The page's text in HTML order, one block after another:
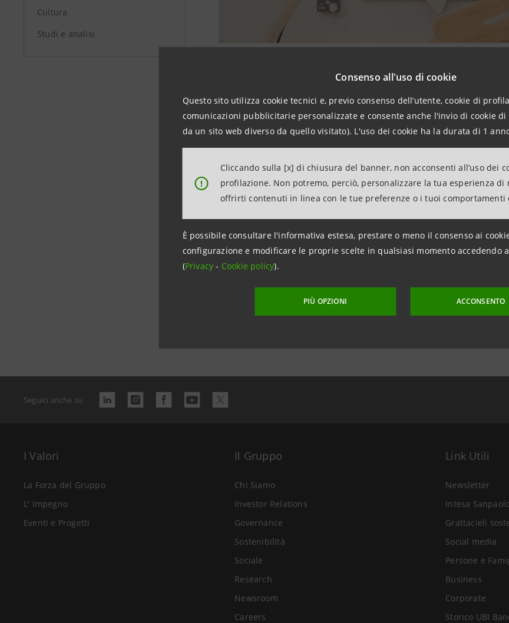
Consenso all'uso di cookie
Questo sito utilizza cookie tecnici e, previo consenso dell’utente, cookie di
comunicazioni pubblicitarie personalizzate e consente anche l'invio di cookie
da un sito web diverso da quello visitato). L'uso dei cookie ha la durata di 1
!
Cliccando sulla [x] di chiusura del banner, non acconsenti all’uso dei
profilazione. Non potremo, perciò, personalizzare la tua esperienza di
offrirti contenuti in linea con le tue preferenze o i tuoi comportamenti
È possibile consultare l'informativa estesa, prestare o meno il consenso ai
configurazione e modificare le proprie scelte in qualsiasi momento accedendo
(Privacy- Cookie policy).
PIÙ OPZIONI ACCONSENTO
Cultura
Studi e analisi
Intesa Sanpaolo e SACE rinnovano la collaborazione nel
crescita delle PMI italiane sui mercati esteri, fornendo un
Grazie all’accordo con SACE SRV, società del gruppo SACE
imprese italiane potranno ottenere maggiore liquidità e
oltre che accedere a incontri formativi e informativi sui servizi
commerciali.
Seguici anche su
I Valori
La Forza del Gruppo
L' Impegno
Eventi e Progetti
Il Gruppo
Chi Siamo
Investor Relations
Governance
Sostenibilità
Sociale
Research
Newsroom
Careers
Link Utili
Newsletter
Intesa
Grattacieli
Social media
Persone e
Business
Corporate
Storico UBI